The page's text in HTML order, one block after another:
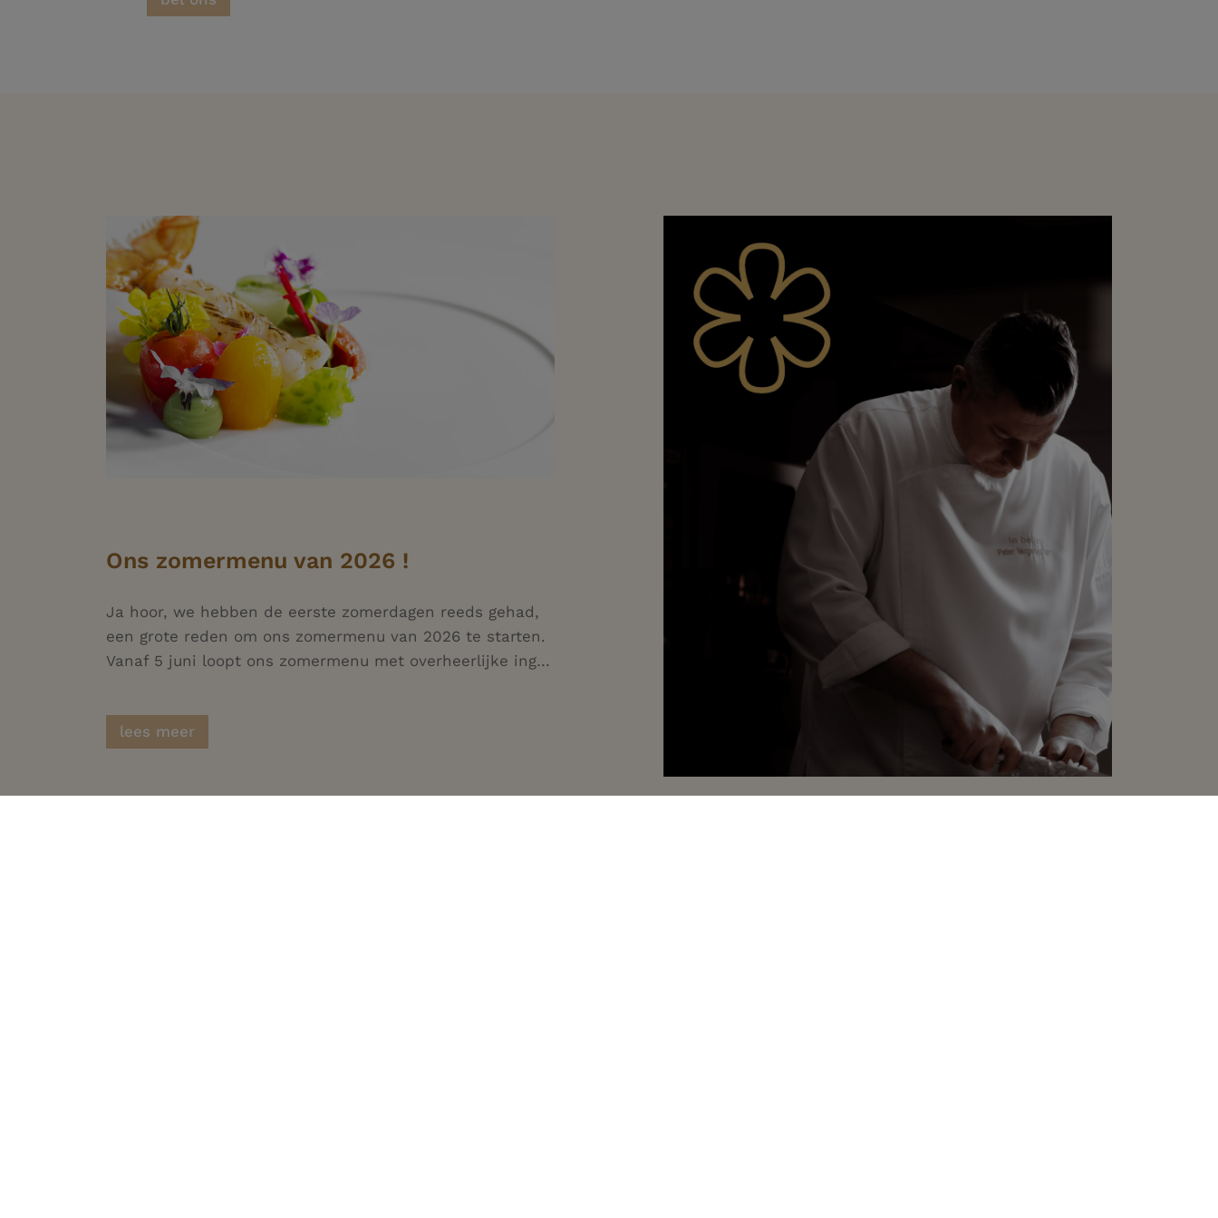
Ons zomermenu van 2026 !
Ja hoor, we hebben de eerste zomerdagen reeds gehad,
een grote reden om ons zomermenu van 2026 te starten.
Vanaf 5 juni loopt ons zomermenu met overheerlijke ingrédienten die bij dit seizoen passen. Bekijk ons nieuw menu hier online. Reserveren kan via onze website of telefonisch. Tot binnenkort! Chef Peter.
lees meer